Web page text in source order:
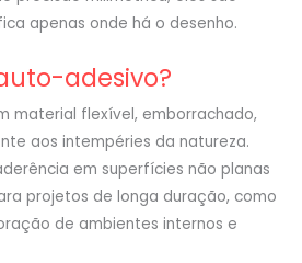
apenas onde há o desenho.
adesivo?
material flexível, emborrachado,
aos intempéries da natureza.
em superfícies não planas
projetos de longa duração, como
de ambientes internos e